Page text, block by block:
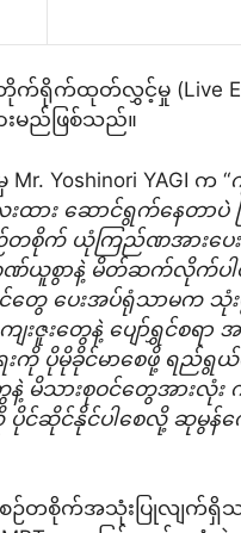
က်ရိုက်ထုတ်လွှင့်မှု (Live
ားမည်ဖြစ်သည်။
Mr. Yoshinori YAGI က “
ား ဆောင်ရွက်နေတာပဲ
စိုက် ယုံကြည်ဏအားပေ
ဂုဏ်ယူစွာနဲ့ မိတ်ဆက်လိုက်ပ
ေ ပေးအပ်ရုံသာမက သုံ
ေးဇူးတွေနဲ့ ပျော်ရွှင်စ
ပိုမိုခိုင်မာစေဖို့ ရည်ရွယ်
သားစုဝင်တွေအားလုံး ကို
ပိုင်ဆိုင်နိုင်ပါစေလို့ ဆုမွန်
အစဉ်တစိုက်အသုံးပြုလျက်